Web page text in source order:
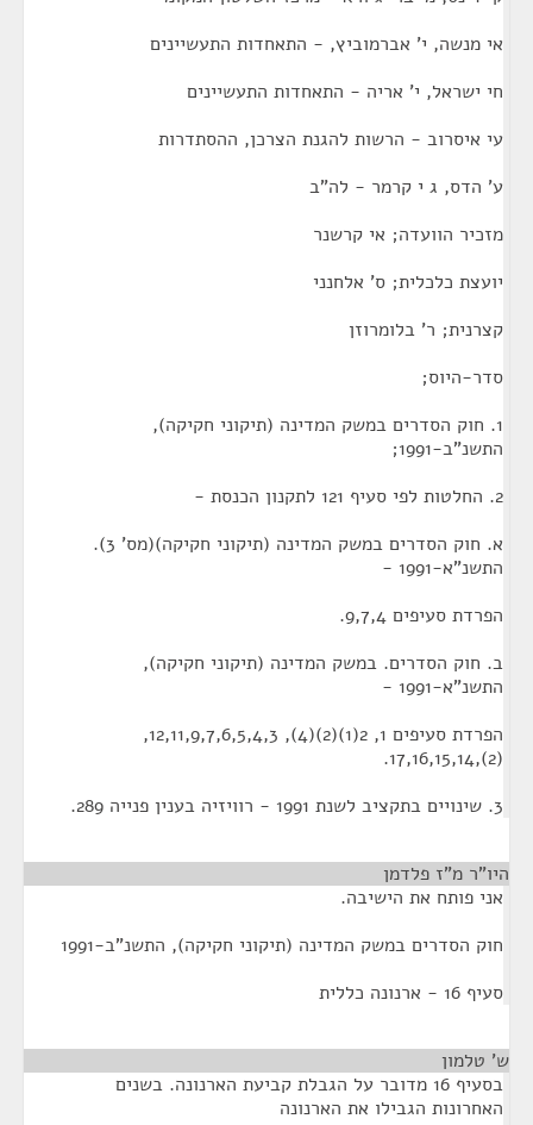
אי מנשה, י' אברמוביץ, - התאחדות התעשיינים
חי ישראל, י' אריה - התאחדות התעשיינים
עי איסרוב - הרשות להגנת הצרכן, ההסתדרות
ע' הדס, ג י קרמר - לה"ב
מזכיר הוועדה; אי קרשנר
יועצת כלכלית; ס' אלחנני
קצרנית; ר' בלומרוזן
סדר-היוס;
1. חוק הסדרים במשק המדינה (תיקוני חקיקה),
התשנ"ב-1991;
2. החלטות לפי סעיף 121 לתקנון הכנסת -
א. חוק הסדרים במשק המדינה (תיקוני חקיקה)(מס' 3).
התשנ"א-1991 -
הפרדת סעיפים 9,7,4.
ב. חוק הסדרים. במשק המדינה (תיקוני חקיקה),
התשנ"א-1991 -
הפרדת סעיפים 1, 2(1)(2)(4), 12,11,9,7,6,5,4,3,
(2),17,16,15,14.
3. שינויים בתקציב לשנת 1991 - רוויזיה בענין פנייה 289.
היו"ר מ"ז פלדמן
אני פותח את הישיבה.
חוק הסדרים במשק המדינה (תיקוני חקיקה), התשנ"ב-1991
סעיף 16 - ארנונה כללית
ש' טלמון
בסעיף 16 מדובר על הגבלת קביעת הארנונה. בשנים
האחרונות הגבילו את הארנונה